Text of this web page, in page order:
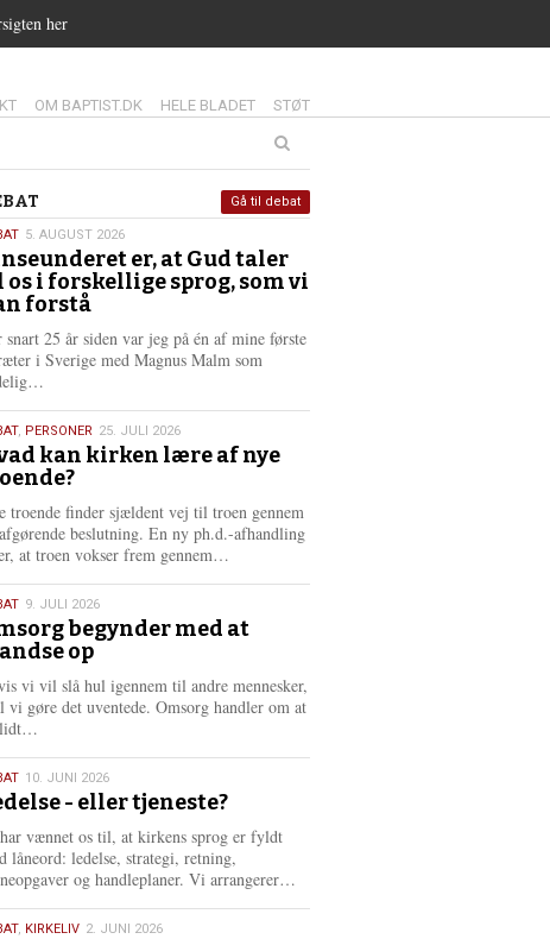
her
14.0:
OM BAPTIST.DK 15.0:
HELE BLADET 16.0:
STØT
5. AUGUST 2026
er, at Gud taler
i forskellige sprog, som vi
forstå
snart 25 år siden var jeg på én af mine første
i Sverige med Magnus Malm som
s
m
e
r
e
, PERSONER 25. JULI 2026
kan kirken lære af nye
troende finder sjældent vej til troen gennem
beslutning. En ny ph.d.-afhandling
at troen vokser frem gennem…
e
e
9. JULI 2026
begynder med at
op
vi vil slå hul igennem til andre mennesker,
vi gøre det uventede. Omsorg handler om at
lidt…
s
e
r
e
10. JUNI 2026
- eller tjeneste?
vænnet os til, at kirkens sprog er fyldt
låneord: ledelse, strategi, retning,
og handleplaner. Vi arrangerer…
, KIRKELIV 2. JUNI 2026
Gå til debat